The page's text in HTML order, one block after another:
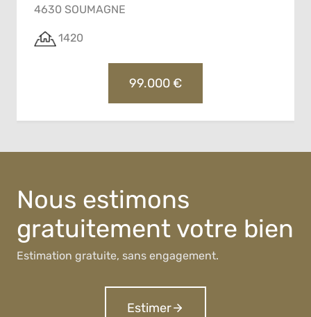
4630 SOUMAGNE
1420
99.000 €
Nous estimons
gratuitement votre bien
Estimation gratuite, sans engagement.
Estimer